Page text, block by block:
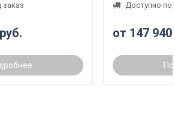
Доступно
от 147 940